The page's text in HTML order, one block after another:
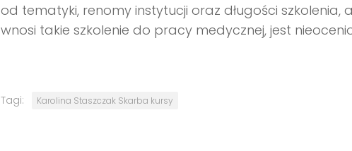
od tematyki, renomy instytucji oraz długości szkolenia,
wnosi takie szkolenie do pracy medycznej, jest
Tagi: Karolina Staszczak Skarba kursy